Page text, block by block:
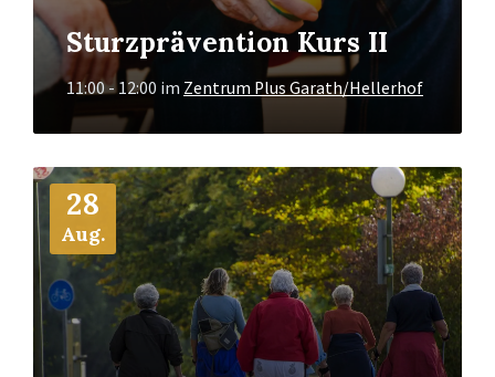
Sturzprävention Kurs II
11:00 - 12:00 im Zentrum Plus Garath/Hellerhof
28
Aug.
Mehr
Info